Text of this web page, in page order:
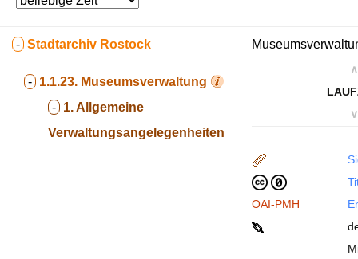
- Stadtarchiv Rostock
- 1.1.23. Museumsverwaltung
- 1. Allgemeine
Verwaltungsangelegenheiten
∧
∨
OAI-PMH